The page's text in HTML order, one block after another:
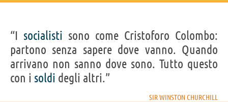
“I socialisti sono come Cristoforo Colombo:
partono senza sapere dove vanno. Quando
arrivano non sanno dove sono. Tutto questo
con i soldi degli altri.”
SIR WINSTON CHURCHILL